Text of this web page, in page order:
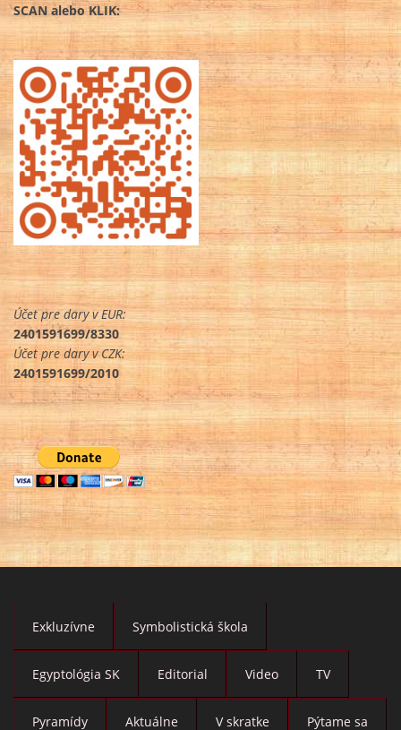
SCAN alebo KLIK:
Účet pre dary v EUR:
2401591699/8330
Účet pre dary v CZK:
2401591699/2010
Exkluzívne Symbolistická škola
Egyptológia SK Editorial Video TV
Pyramídy Aktuálne V skratke Pýtame sa